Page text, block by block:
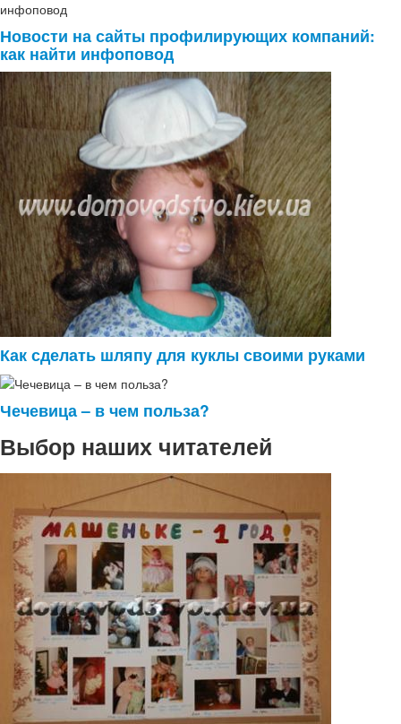
Новости на сайты профилирующих компаний:
как найти инфоповод
Как сделать шляпу для куклы своими руками
Чечевица – в чем польза?
Выбор наших читателей